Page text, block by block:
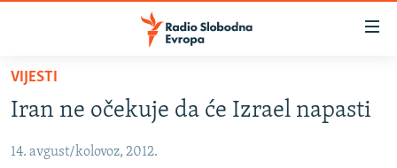
Pređite
glavni
Pređite
BOSNA I HERCEGOVINA
SRBIJA
VIJESTI
Iran ne očekuje da će Izrael napasti
14. avgust/kolovoz, 2012.